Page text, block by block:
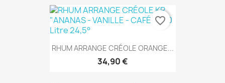
RHUM ARRANGE CRÉOLE ORANGE...
34,90 €
favorite_border